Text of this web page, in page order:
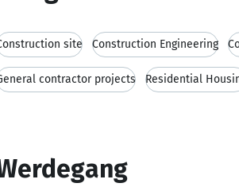
site Construction Engineering
contractor projects Residential